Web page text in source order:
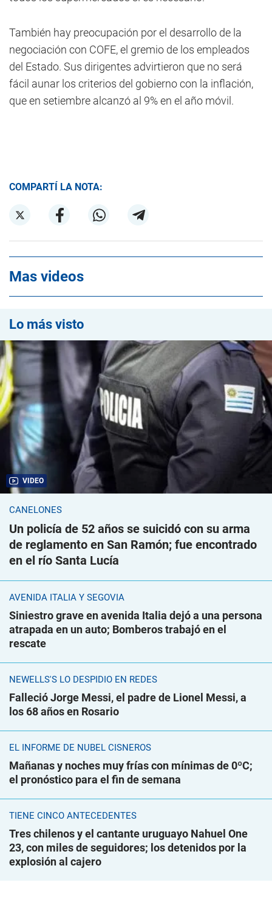
También hay preocupación por el desarrollo de la
negociación con COFE, el gremio de los empleados
del Estado. Sus dirigentes advirtieron que no será
fácil aunar los criterios del gobierno con la inflación,
que en setiembre alcanzó al 9% en el año móvil.
COMPARTÍ LA NOTA:
Mas videos
Lo más visto
VIDEO
CANELONES
Un policía de 52 años se suicidó con su arma
de reglamento en San Ramón; fue encontrado
en el río Santa Lucía
AVENIDA ITALIA Y SEGOVIA
Siniestro grave en avenida Italia dejó a una persona
atrapada en un auto; Bomberos trabajó en el
rescate
NEWELLS'S LO DESPIDIÓ EN REDES
Falleció Jorge Messi, el padre de Lionel Messi, a
los 68 años en Rosario
EL INFORME DE NUBEL CISNEROS
Mañanas y noches muy frías con mínimas de 0ºC;
el pronóstico para el fin de semana
TIENE CINCO ANTECEDENTES
Tres chilenos y el cantante uruguayo Nahuel One
23, con miles de seguidores; los detenidos por la
explosión al cajero